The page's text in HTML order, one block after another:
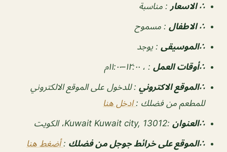
∴ الاسعار : مناسبة
∴ الاطفال : مسموح
∴الموسيقى : يوجد
‏∴أوقات العمل : ، ١٢:٠٠–١١:٠٠م
∴الموقع الاكتروني : للدخول على الموقع الالكتروني
للمطعم من فضلك :ادخل هنا
∴العنوان :Kuwait Kuwait city, 13012، الكويت
∴الموقع على خرائط جوجل من فضلك :أضغط هنا